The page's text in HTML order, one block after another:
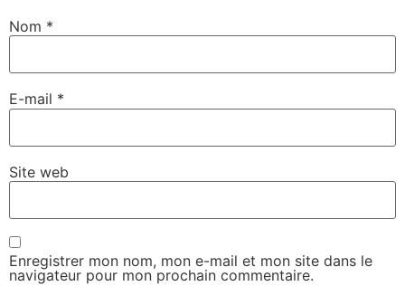
Nom *
E-mail *
Site web
Enregistrer mon nom, mon e-mail et mon site dans le
navigateur pour mon prochain commentaire.